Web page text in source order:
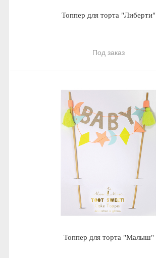
Топпер для торта "Либерти"
Под заказ
Топпер для торта "Малыш"